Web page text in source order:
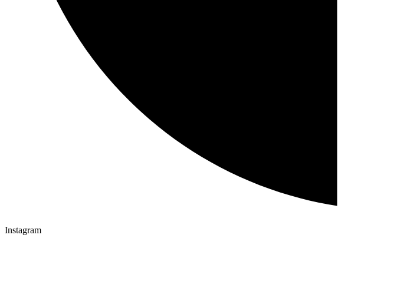
Instagram